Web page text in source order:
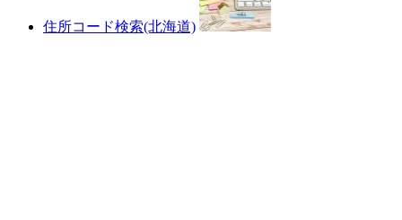
住所コード検索(北海道)